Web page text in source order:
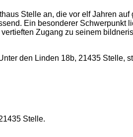
Stelle an, die vor elf Jahren
Ein besonderer
Zugang zu seinem
den Linden 18b, 21435 Stelle,
Stelle.